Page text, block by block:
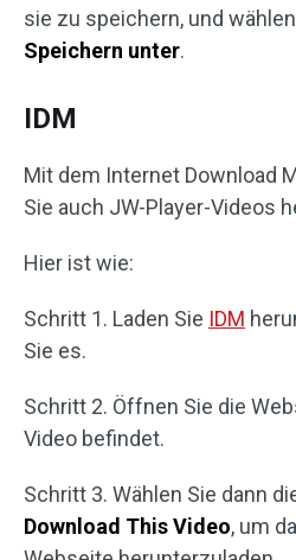
sie zu speichern, und
Speichern unter.
IDM
Mit dem Internet Download
Sie auch JW-Player-Videos
Hier ist wie:
Schritt 1. Laden Sie IDM
Sie es.
Schritt 2. Öffnen Sie die
Video befindet.
Schritt 3. Wählen Sie dann
Download This Video, um